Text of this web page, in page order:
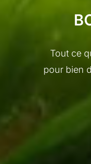
Tout ce
pour bien